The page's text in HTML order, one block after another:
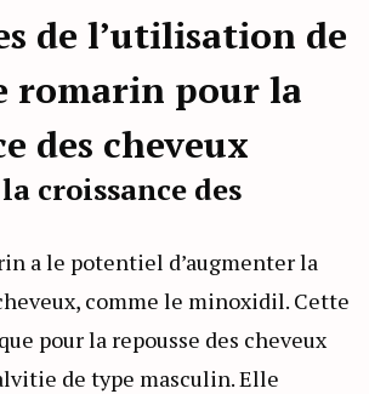
de l’utilisation de
romarin pour la
des cheveux
croissance des
a le potentiel d’augmenter la
comme le minoxidil. Cette
pour la repousse des cheveux
de type masculin. Elle